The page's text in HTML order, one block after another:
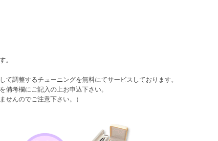
。
て調整するチューニングを無料にてサービスしております。
備考欄にご記入の上お申込下さい。
せんのでご注意下さい。）